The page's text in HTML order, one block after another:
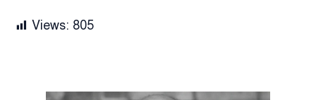
Views: 805